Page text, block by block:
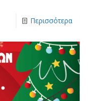
Περισσότερα